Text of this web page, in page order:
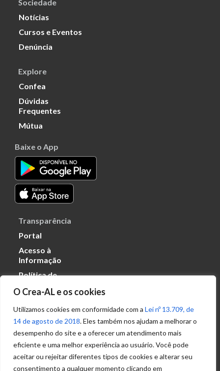
O Crea-AL e os cookies
Utilizamos cookies em conformidade com a Lei nº 13.709, de
14 de agosto de 2018. Eles também nos ajudam a melhorar o
desempenho do site e a oferecer um atendimento mais
eficiente e uma melhor experiência ao usuário. Você pode
aceitar ou rejeitar diferentes tipos de cookies e alterar seu
consentimento a qualquer momento clicando em
Sociedade
Notícias
Cursos e Eventos
Denúncia
Explore
Confea
Dúvidas
Frequentes
Mútua
Baixe o App
Transparência
Portal
Acesso à
Informação
Política de
Dados
Ouvidoria
(82) 2123 0864
ouvidoria@crea-al.org.br